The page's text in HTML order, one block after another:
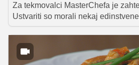
Za tekmovalci MasterChefa je
Ustvariti so morali nekaj
zajtrk, ki izžareva slovensko
Najboljšo jajčno jed je pripravila
sendvič Davida, Maticu pa žal ni
katerimi bi navdušil sodnike, zato